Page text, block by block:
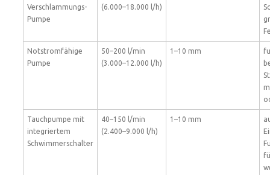
Verschlammungs-
Pumpe
(6.000–18.000 l/h)
Notstromfähige
Pumpe
50–200 l/min
(3.000–12.000 l/h)
1–10 mm
Tauchpumpe mit
integriertem
Schwimmerschalter
40–150 l/min
(2.400–9.000 l/h)
1–10 mm